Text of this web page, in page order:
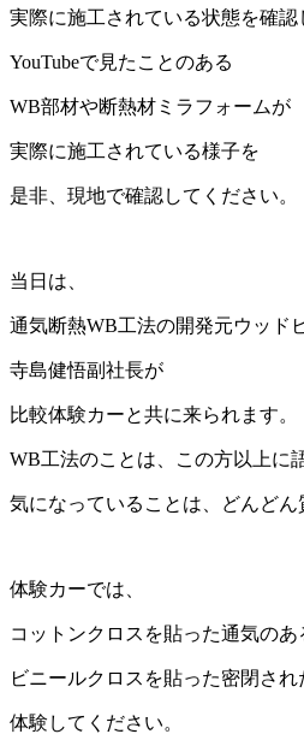
実際に施工されている状態を確認
YouTubeで見たことのある
WB部材や断熱材ミラフォームが
実際に施工されている様子を
是非、現地で確認してください。
当日は、
通気断熱WB工法の開発元ウッド
寺島健悟副社長が
比較体験カーと共に来られます。
WB工法のことは、この方以上に
気になっていることは、どんどん
体験カーでは、
コットンクロスを貼った通気のあ
ビニールクロスを貼った密閉さ
体験してください。